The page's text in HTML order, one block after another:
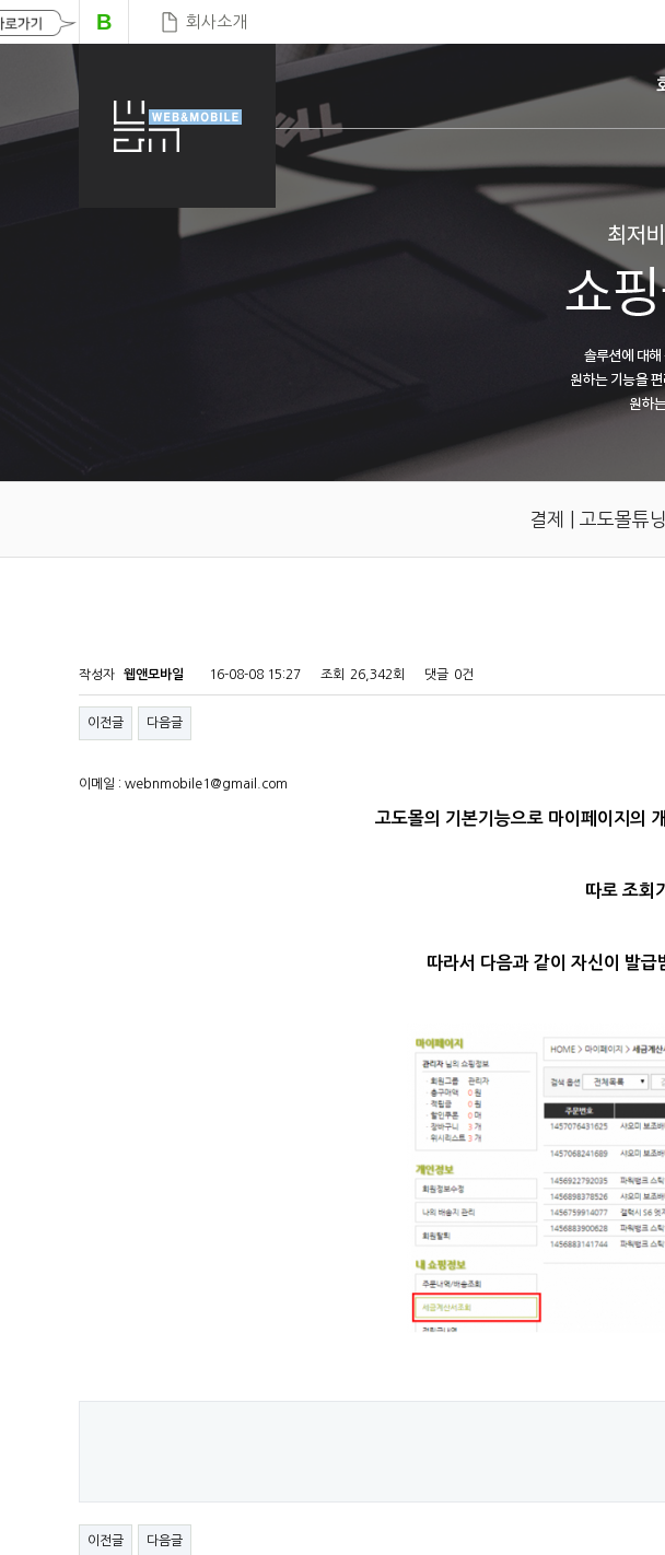
B 회사소개
결제 | 고도몰튜
작성자 웹앤모바일 16-08-08 15:27 조회 26,342회 댓글 0건
이전글 다음글
이메일 : webnmobile1@gmail.com
고도몰의 기본기능으로 마이페이지의
따로 조회
따라서 다음과 같이 자신이 발급
이전글 다음글